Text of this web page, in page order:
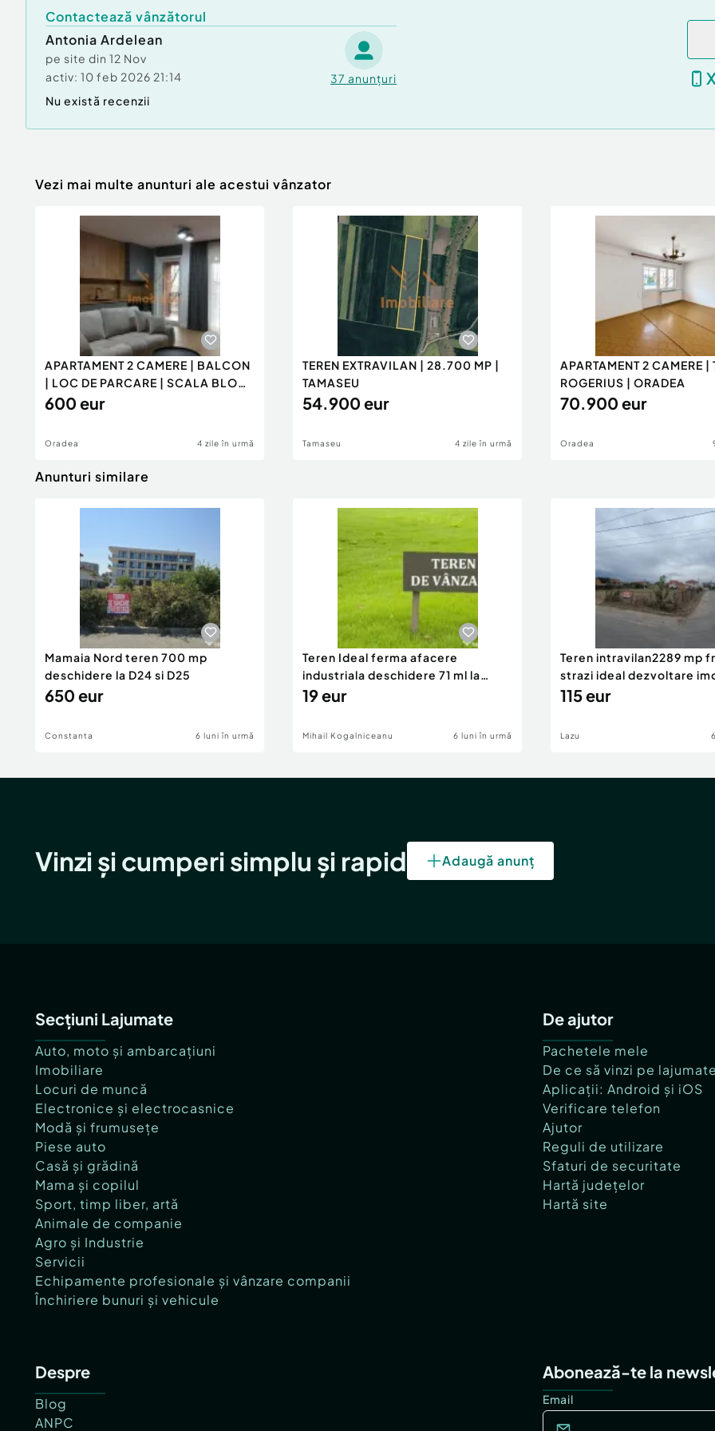
Contactează vânzătorul
Antonia Ardelean
pe site din 12 Nov
activ: 10 feb 2026 21:14 37 anunțuri
Nu există recenzii
Vezi mai multe anunturi ale acestui vânzator
APARTAMENT 2 CAMERE | BALCON
| LOC DE PARCARE | SCALA BLOC
N
600 eur
Oradea 4 zile în urmă
TEREN EXTRAVILAN | 28.700 MP |
TAMASEU
54.900 eur
Tamaseu 4 zile în urmă
APARTAMENT 2 CAMERE |
ROGERIUS | ORADEA
70.900 eur
Oradea
Anunturi similare
Mamaia Nord teren 700 mp
deschidere la D24 si D25
650 eur
Constanta 6 luni în urmă
Teren Ideal ferma afacere
industriala deschidere 71 ml la
DN2A
19 eur
Mihail Kogalniceanu 6 luni în urmă
Teren intravilan2289 mp
strazi ideal dezvoltare
115 eur
Lazu
Vinzi și cumperi simplu și rapid Adaugă anunț
Secțiuni Lajumate
Auto, moto și ambarcațiuni
Imobiliare
Locuri de muncă
Electronice și electrocasnice
Modă și frumusețe
Piese auto
Casă și grădină
Mama și copilul
Sport, timp liber, artă
Animale de companie
Agro și Industrie
Servicii
Echipamente profesionale și vânzare companii
Închiriere bunuri și vehicule
De ajutor
Pachetele mele
De ce să vinzi pe
Aplicații: Android și iOS
Verificare telefon
Ajutor
Reguli de utilizare
Sfaturi de securitate
Hartă județelor
Hartă site
Despre
Blog
ANPC
Abonează-te la
Email